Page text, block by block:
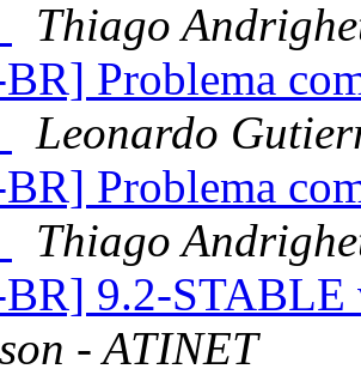
Thiago
Problema
Leonardo
Problema
Thiago
9.2-
- ATINET